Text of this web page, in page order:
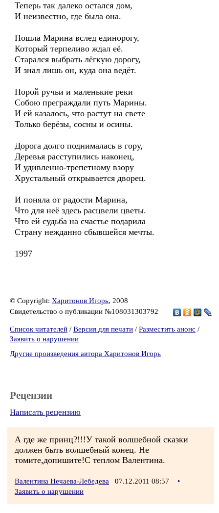
Теперь так далеко остался дом,
И неизвестно, где была она.
Пошла Марина вслед единорогу,
Который терпеливо ждал её.
Старался выбрать лёгкую дорогу,
И знал лишь он, куда она ведёт.
Порой ручьи и маленькие реки
Собою преграждали путь Марины.
И ей казалось, что растут на свете
Только берёзы, сосны и осины.
Дорога долго поднималась в гору,
Деревья расступились наконец,
И удивленно-трепетному взору
Хрустальный открывается дворец.
И поняла от радости Марина,
Что для неё здесь расцвели цветы.
Что ей судьба на счастье подарила
Страну нежданно сбывшейся мечты.
1997
© Copyright: Харитонов Игорь, 2008
Свидетельство о публикации №108031303792
Список читателей / Версия для печати / Разместить анонс /
Заявить о нарушении
Другие произведения автора Харитонов Игорь
Рецензии
Написать рецензию
А где же принц?!!!У такой волшебной сказки
должен быть волшебный конец. Не
томите,допишите!С теплом Валентина.
Валентина Нечаева-Лебедева 07.12.2011 08:57
•
Заявить о нарушении